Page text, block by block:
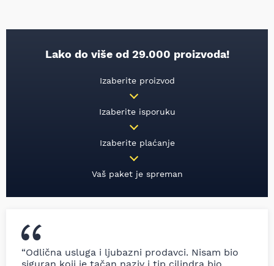
Lako do više od 29.000 proizvoda!
Izaberite proizvod
Izaberite isporuku
Izaberite plaćanje
Vaš paket je spreman
“Odlična usluga i ljubazni prodavci. Nisam bio